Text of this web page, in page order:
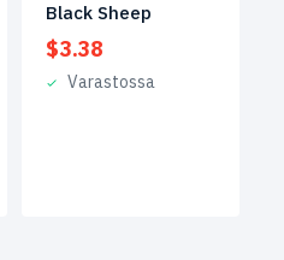
Black Sheep
$3.38
Varastossa